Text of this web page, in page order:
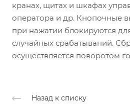
кранах, щитах и шкафах
оператора и др. Кнопочные
при нажатии блокируются
случайных срабатываний.
осуществляется поворотом
Назад к списку